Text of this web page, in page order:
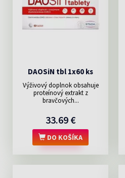
DAOSiN tbl 1x60 ks
Výživový doplnok obsahuje
proteínový extrakt z
bravčových...
33.69 €
DO KOŠÍKA